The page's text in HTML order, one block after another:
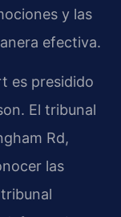
y las
efectiva.
es presidido
El tribunal
Rd,
las